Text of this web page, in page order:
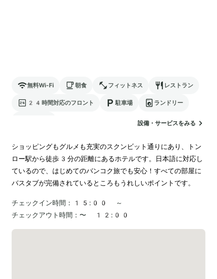
無料Wi-Fi 朝食 フィットネス レストラン
24時間対応のフロント 駐車場 ランドリー
設備・サービスをみる
ショッピングもグルメも充実のスクンビット通りにあり、トン
ロー駅から徒歩3分の距離にあるホテルです。日本語に対応し
ているので、はじめてのバンコク旅でも安心！すべての部屋に
バスタブが完備されているところもうれしいポイントです。
チェックイン時間：
15:00 ～
チェックアウト時間： 〜 12:00